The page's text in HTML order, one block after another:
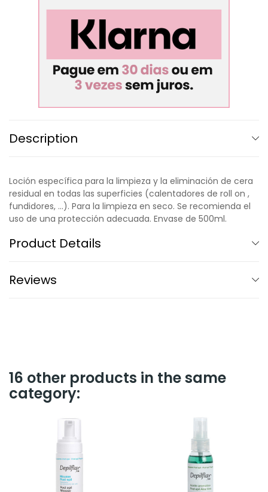
Description
Loción específica para la limpieza y la eliminación de cera
residual en todas las superficies (calentadores de roll on ,
fundidores, ...). Para la limpieza en seco. Se recomienda el
uso de una protección adecuada. Envase de 500ml.
Product Details
Reviews
16 other products in the same
category: